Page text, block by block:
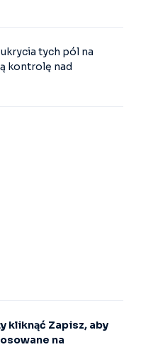
tych pól na
kontrolę nad
kliknąć Zapisz, aby
na